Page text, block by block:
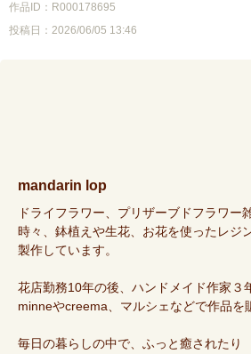
作品ID：R000178695
投稿日：2026/06/05 13:46
mandarin lop
ドライフラワー、プリザーブドフラワー
時々、鉢植えや生花、お花を使ったレジ
製作しています。
花店勤務10年の後、ハンドメイド作家３
minneやcreema、マルシェなどで作品を
毎日の暮らしの中で、ふっと癒されたり